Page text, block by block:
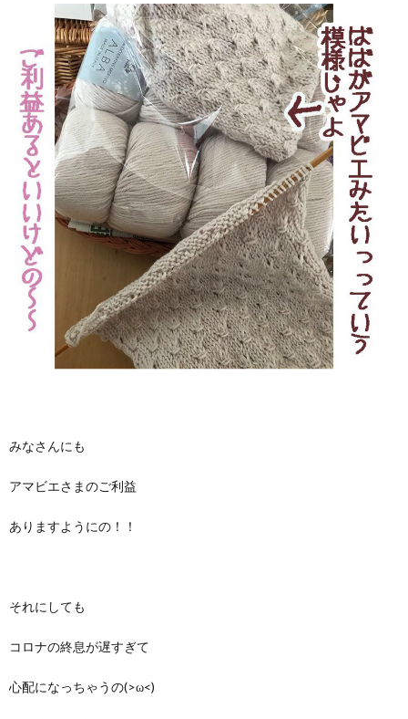
みなさんにも
アマビエさまのご利益
ありますようにの！！
それにしても
コロナの終息が遅すぎて
心配になっちゃうの(>ω<)